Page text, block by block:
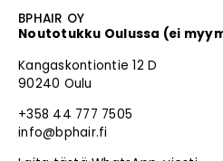
BPHAIR OY
Noutotukku Oulussa (ei
Kangaskontiontie 12 D
90240 Oulu
+358 44 777 7505
info@bphair.fi